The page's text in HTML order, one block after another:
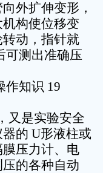
外扩伸变形，
构使位移变
动，指针就
可测出准确压
作知识 19
又是实验安全
的 U形液柱或
压力计、电
的各种自动